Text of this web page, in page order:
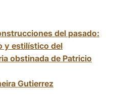
del pasado:
y estilístico del
obstinada de Patricio
Gutierrez